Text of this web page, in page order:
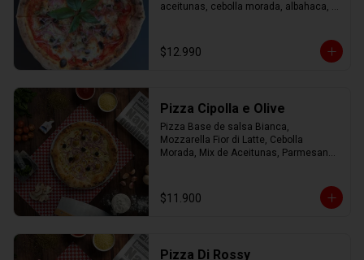
aceitunas, cebolla morada, albahaca,
$12.990
Pizza Cipolla e Olive
Pizza Base de salsa Bianca,
Mozzarella Fior di Latte, Cebolla
Morada, Mix de Aceitunas, Parmesano
$11.900
Pizza Di Rossy